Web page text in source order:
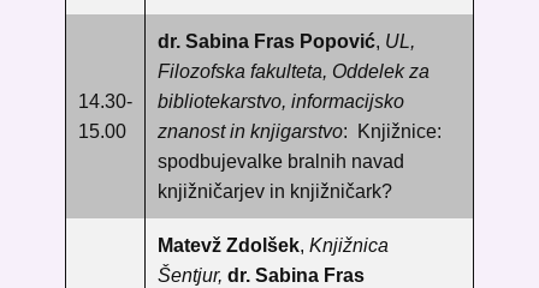
14.30-
15.00
dr. Sabina Fras Popović, UL,
Filozofska fakulteta, Oddelek za
bibliotekarstvo, informacijsko
znanost in knjigarstvo:
Knjižnice:
spodbujevalke bralnih navad
knjižničarjev in knjižničark?
Matevž Zdolšek, Knjižnica
Šentjur, dr. Sabina Fras